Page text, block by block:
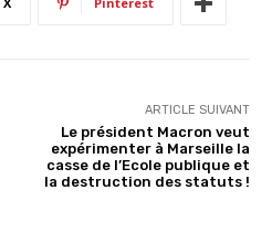
ARTICLE SUIVANT
Le président Macron veut
expérimenter à Marseille la
casse de l’Ecole publique et
la destruction des statuts !